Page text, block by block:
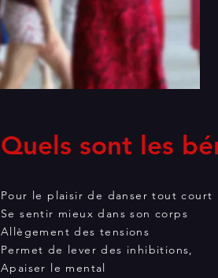
Pour le plaisir de danser tout court
Se sentir mieux dans son corps
Allègement des tensions
Permet de lever des inhibitions,
Apaiser le mental
Quels sont les